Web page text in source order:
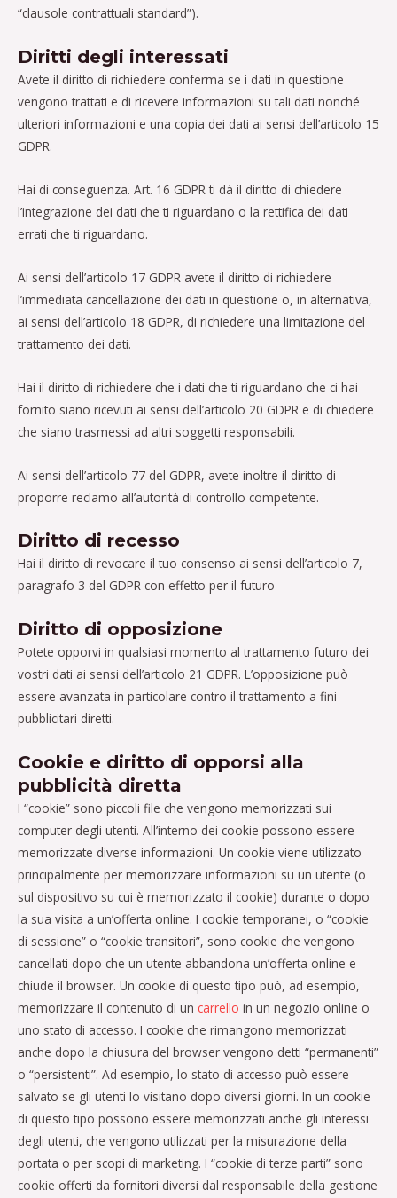
“clausole contrattuali standard”).
Diritti degli interessati
Avete il diritto di richiedere conferma se i dati in questione
vengono trattati e di ricevere informazioni su tali dati nonché
ulteriori informazioni e una copia dei dati ai sensi dell’articolo 15
GDPR.
Hai di conseguenza. Art. 16 GDPR ti dà il diritto di chiedere
l’integrazione dei dati che ti riguardano o la rettifica dei dati
errati che ti riguardano.
Ai sensi dell’articolo 17 GDPR avete il diritto di richiedere
l’immediata cancellazione dei dati in questione o, in alternativa,
ai sensi dell’articolo 18 GDPR, di richiedere una limitazione del
trattamento dei dati.
Hai il diritto di richiedere che i dati che ti riguardano che ci hai
fornito siano ricevuti ai sensi dell’articolo 20 GDPR e di chiedere
che siano trasmessi ad altri soggetti responsabili.
Ai sensi dell’articolo 77 del GDPR, avete inoltre il diritto di
proporre reclamo all’autorità di controllo competente.
Diritto di recesso
Hai il diritto di revocare il tuo consenso ai sensi dell’articolo 7,
paragrafo 3 del GDPR con effetto per il futuro
Diritto di opposizione
Potete opporvi in ​​qualsiasi momento al trattamento futuro dei
vostri dati ai sensi dell’articolo 21 GDPR. L’opposizione può
essere avanzata in particolare contro il trattamento a fini
pubblicitari diretti.
Cookie e diritto di opporsi alla
pubblicità diretta
I “cookie” sono piccoli file che vengono memorizzati sui
computer degli utenti. All’interno dei cookie possono essere
memorizzate diverse informazioni. Un cookie viene utilizzato
principalmente per memorizzare informazioni su un utente (o
sul dispositivo su cui è memorizzato il cookie) durante o dopo
la sua visita a un’offerta online. I cookie temporanei, o “cookie
di sessione” o “cookie transitori”, sono cookie che vengono
cancellati dopo che un utente abbandona un’offerta online e
chiude il browser. Un cookie di questo tipo può, ad esempio,
memorizzare il contenuto di un carrello in un negozio online o
uno stato di accesso. I cookie che rimangono memorizzati
anche dopo la chiusura del browser vengono detti “permanenti”
o “persistenti”. Ad esempio, lo stato di accesso può essere
salvato se gli utenti lo visitano dopo diversi giorni. In un cookie
di questo tipo possono essere memorizzati anche gli interessi
degli utenti, che vengono utilizzati per la misurazione della
portata o per scopi di marketing. I “cookie di terze parti” sono
cookie offerti da fornitori diversi dal responsabile della gestione